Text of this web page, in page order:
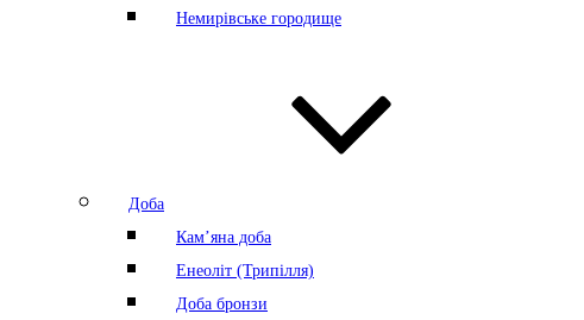
Немирівське городище
Доба
Кам’яна доба
Енеоліт (Трипілля)
Доба бронзи